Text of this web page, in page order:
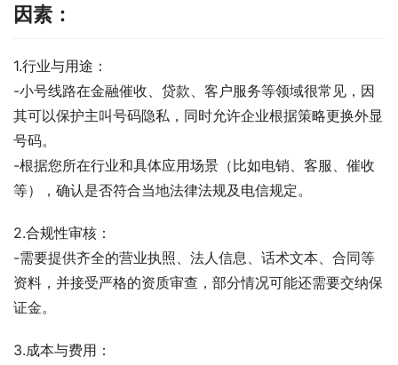
因素：
1.行业与用途：
-小号线路在金融催收、贷款、客户服务等领域很常见，因
其可以保护主叫号码隐私，同时允许企业根据策略更换外显
号码。
-根据您所在行业和具体应用场景（比如电销、客服、催收
等），确认是否符合当地法律法规及电信规定。
2.合规性审核：
-需要提供齐全的营业执照、法人信息、话术文本、合同等
资料，并接受严格的资质审查，部分情况可能还需要交纳保
证金。
3.成本与费用：